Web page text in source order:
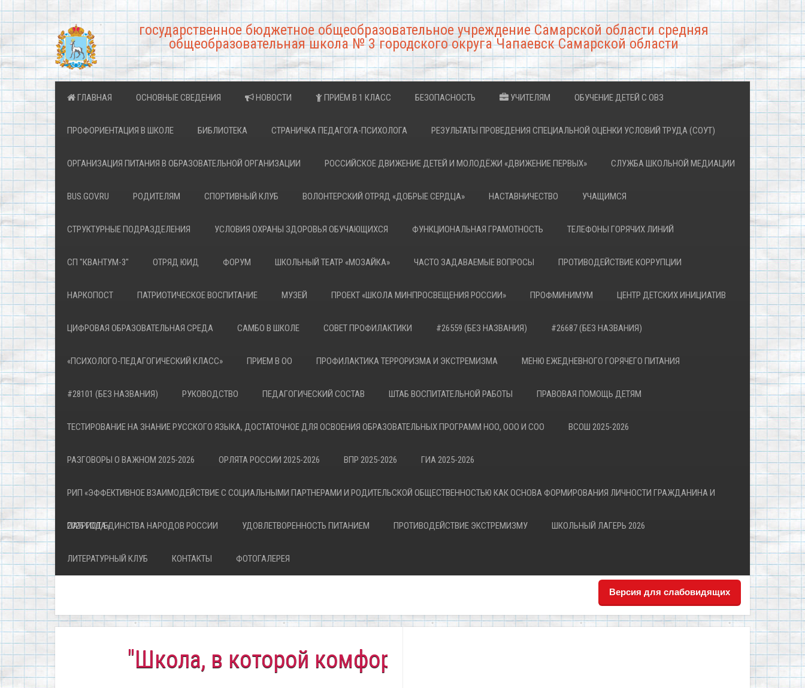
государственное бюджетное общеобразовательное учреждение Самарской области средняя
общеобразовательная школа № 3 городского округа Чапаевск Самарской области
ГЛАВНАЯ ОСНОВНЫЕ СВЕДЕНИЯ НОВОСТИ ПРИЁМ В 1 КЛАСС БЕЗОПАСНОСТЬ УЧИТЕЛЯМ ОБУЧЕНИЕ ДЕТЕЙ С ОВЗ
ПРОФОРИЕНТАЦИЯ В ШКОЛЕ БИБЛИОТЕКА СТРАНИЧКА ПЕДАГОГА-ПСИХОЛОГА РЕЗУЛЬТАТЫ ПРОВЕДЕНИЯ СПЕЦИАЛЬНОЙ ОЦЕНКИ УСЛОВИЙ ТРУДА (СОУТ)
ОРГАНИЗАЦИЯ ПИТАНИЯ В ОБРАЗОВАТЕЛЬНОЙ ОРГАНИЗАЦИИ РОССИЙСКОЕ ДВИЖЕНИЕ ДЕТЕЙ И МОЛОДЁЖИ «ДВИЖЕНИЕ ПЕРВЫХ» СЛУЖБА ШКОЛЬНОЙ МЕДИАЦИИ
BUS.GOV.RU РОДИТЕЛЯМ СПОРТИВНЫЙ КЛУБ ВОЛОНТЕРСКИЙ ОТРЯД «ДОБРЫЕ СЕРДЦА» НАСТАВНИЧЕСТВО УЧАЩИМСЯ
СТРУКТУРНЫЕ ПОДРАЗДЕЛЕНИЯ УСЛОВИЯ ОХРАНЫ ЗДОРОВЬЯ ОБУЧАЮЩИХСЯ ФУНКЦИОНАЛЬНАЯ ГРАМОТНОСТЬ ТЕЛЕФОНЫ ГОРЯЧИХ ЛИНИЙ
СП "КВАНТУМ-3" ОТРЯД ЮИД ФОРУМ ШКОЛЬНЫЙ ТЕАТР «МОЗАЙКА» ЧАСТО ЗАДАВАЕМЫЕ ВОПРОСЫ ПРОТИВОДЕЙСТВИЕ КОРРУПЦИИ
НАРКОПОСТ ПАТРИОТИЧЕСКОЕ ВОСПИТАНИЕ МУЗЕЙ ПРОЕКТ «ШКОЛА МИНПРОСВЕЩЕНИЯ РОССИИ» ПРОФМИНИМУМ ЦЕНТР ДЕТСКИХ ИНИЦИАТИВ
ЦИФРОВАЯ ОБРАЗОВАТЕЛЬНАЯ СРЕДА САМБО В ШКОЛЕ СОВЕТ ПРОФИЛАКТИКИ #26559 (БЕЗ НАЗВАНИЯ) #26687 (БЕЗ НАЗВАНИЯ)
«ПСИХОЛОГО-ПЕДАГОГИЧЕСКИЙ КЛАСС» ПРИЕМ В ОО ПРОФИЛАКТИКА ТЕРРОРИЗМА И ЭКСТРЕМИЗМА МЕНЮ ЕЖЕДНЕВНОГО ГОРЯЧЕГО ПИТАНИЯ
#28101 (БЕЗ НАЗВАНИЯ) РУКОВОДСТВО ПЕДАГОГИЧЕСКИЙ СОСТАВ ШТАБ ВОСПИТАТЕЛЬНОЙ РАБОТЫ ПРАВОВАЯ ПОМОЩЬ ДЕТЯМ
ТЕСТИРОВАНИЕ НА ЗНАНИЕ РУССКОГО ЯЗЫКА, ДОСТАТОЧНОЕ ДЛЯ ОСВОЕНИЯ ОБРАЗОВАТЕЛЬНЫХ ПРОГРАММ НОО, ООО И СОО ВСОШ 2025-2026
РАЗГОВОРЫ О ВАЖНОМ 2025-2026 ОРЛЯТА РОССИИ 2025-2026 ВПР 2025-2026 ГИА 2025-2026
РИП «ЭФФЕКТИВНОЕ ВЗАИМОДЕЙСТВИЕ С СОЦИАЛЬНЫМИ ПАРТНЕРАМИ И РОДИТЕЛЬСКОЙ ОБЩЕСТВЕННОСТЬЮ КАК ОСНОВА ФОРМИРОВАНИЯ ЛИЧНОСТИ ГРАЖДАНИНА И
ПАТРИОТА»
2026 ГОД ЕДИНСТВА НАРОДОВ РОССИИ УДОВЛЕТВОРЕННОСТЬ ПИТАНИЕМ ПРОТИВОДЕЙСТВИЕ ЭКСТРЕМИЗМУ ШКОЛЬНЫЙ ЛАГЕРЬ 2026
ЛИТЕРАТУРНЫЙ КЛУБ КОНТАКТЫ ФОТОГАЛЕРЕЯ
Версия для слабовидящих
"Школа, в которой комфортно всем!"